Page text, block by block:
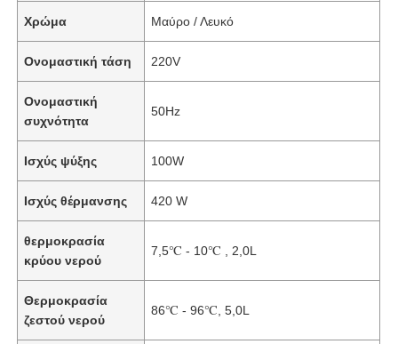
Χρώμα Μαύρο / Λευκό
Ονομαστική τάση 220V
Ονομαστική
συχνότητα
50Hz
Ισχύς ψύξης 100W
Ισχύς θέρμανσης 420 W
θερμοκρασία
κρύου νερού
7,5℃ - 10℃ , 2,0L
Θερμοκρασία
ζεστού νερού
86℃ - 96℃, 5,0L